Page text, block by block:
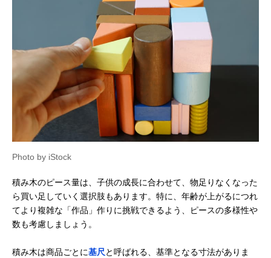
Photo by iStock
積み木のピース量は、子供の成長に合わせて、物足りなくなった
ら買い足していく選択肢もあります。特に、年齢が上がるにつれ
てより複雑な「作品」作りに挑戦できるよう、ピースの多様性や
数も考慮しましょう。
積み木は商品ごとに基尺 と呼ばれる、基準となる寸法がありま